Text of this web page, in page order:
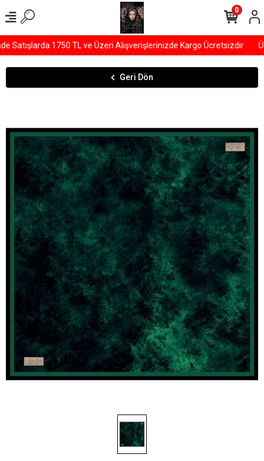
1750 TL ve Üzeri Alışverişlerinizde Kargo Ücretsizdir
0
Geri Dön